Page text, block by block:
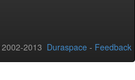
2013 Duraspace - Feedback